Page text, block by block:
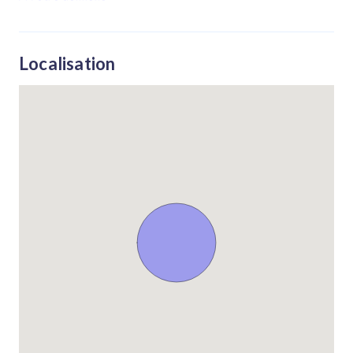
Localisation